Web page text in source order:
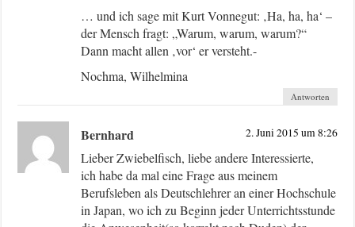
… und ich sage mit Kurt Vonnegut: ‚Ha, ha, ha‘ –
der Mensch fragt: „Warum, warum, warum?“
Dann macht allen ‚vor‘ er versteht.-
Nochma, Wilhelmina
Antworten
Bernhard 2. Juni 2015 um 8:26
Lieber Zwiebelfisch, liebe andere Interessierte,
ich habe da mal eine Frage aus meinem
Berufsleben als Deutschlehrer an einer Hochschule
in Japan, wo ich zu Beginn jeder Unterrichtsstunde